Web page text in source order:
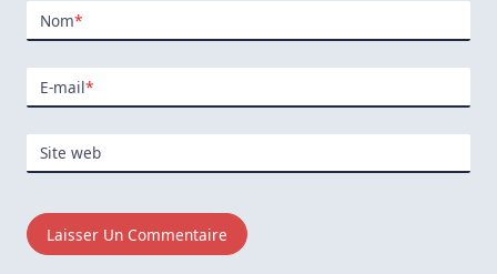
Nom*
E-mail*
Site web